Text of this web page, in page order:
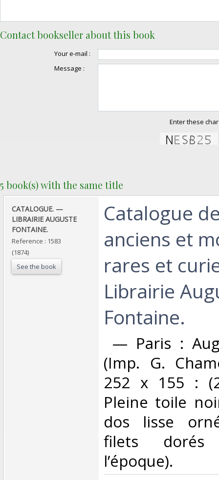
Contact bookseller about this book
Your e-mail :
Message :
Enter these
5 book(s) with the same title
‎CATALOGUE. —
LIBRAIRIE AUGUSTE
FONTAINE.‎
Reference : 1583
(1874)
See the book
‎Catalogue
anciens et
rares et
Librairie
Fontaine. ‎
— Paris :
(Imp. G.
252 x 155 :
Pleine toile
dos lisse
filets
l’époque). ‎